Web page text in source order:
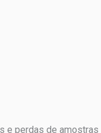
e perdas de amostras